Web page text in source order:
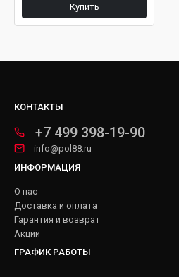
Купить
КОНТАКТЫ
+7 499 398-19-90
info@pol88.ru
ИНФОРМАЦИЯ
О нас
Доставка и оплата
Гарантия и возврат
Акции
ГРАФИК РАБОТЫ